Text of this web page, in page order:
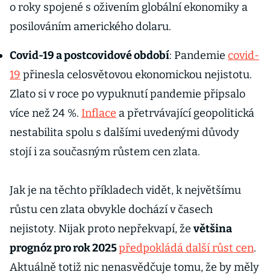
o roky spojené s oživením globální ekonomiky a
posilováním amerického dolaru.
Covid-19 a postcovidové období: Pandemie covid-
19 přinesla celosvětovou ekonomickou nejistotu.
Zlato si v roce po vypuknutí pandemie připsalo
více než 24 %. Inflace a přetrvávající geopolitická
nestabilita spolu s dalšími uvedenými důvody
stojí i za současným růstem cen zlata.
Jak je na těchto příkladech vidět, k největšímu
růstu cen zlata obvykle dochází v časech
nejistoty. Nijak proto nepřekvapí, že většina
prognóz pro rok 2025předpokládá další růst cen.
Aktuálně totiž nic nenasvědčuje tomu, že by měly